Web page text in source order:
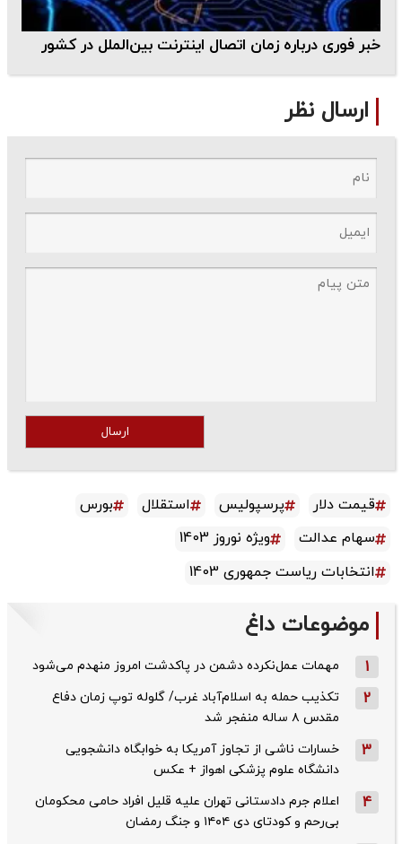
خبر فوری درباره زمان اتصال اینترنت بین‌الملل در کشور
ارسال نظر
ارسال
قیمت دلار پرسپولیس استقلال
بورس
سهام عدالت
ویژه نوروز 1403
انتخابات ریاست جمهوری 1403
موضوعات داغ
1 مهمات عمل‌نکرده دشمن در پاکدشت امروز منهدم می‌شود
2
تکذیب حمله به اسلام‌آباد غرب/ گلوله توپ زمان دفاع
مقدس ۸ ساله منفجر شد
3
خسارات ناشی از تجاوز آمریکا به خوابگاه دانشجویی
دانشگاه علوم پزشکی اهواز + عکس
4
اعلام جرم دادستانی تهران علیه قلیل افراد حامی محکومان
بی‌رحم و کودتای دی‌ ۱۴۰۴ و جنگ رمضان